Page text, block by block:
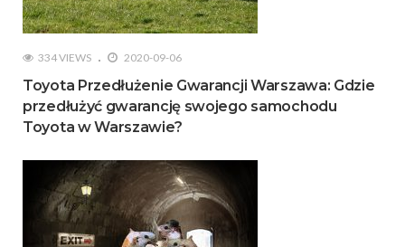
334 VIEWS 2020-09-06
Toyota Przedłużenie Gwarancji Warszawa: Gdzie
przedłużyć gwarancję swojego samochodu
Toyota w Warszawie?